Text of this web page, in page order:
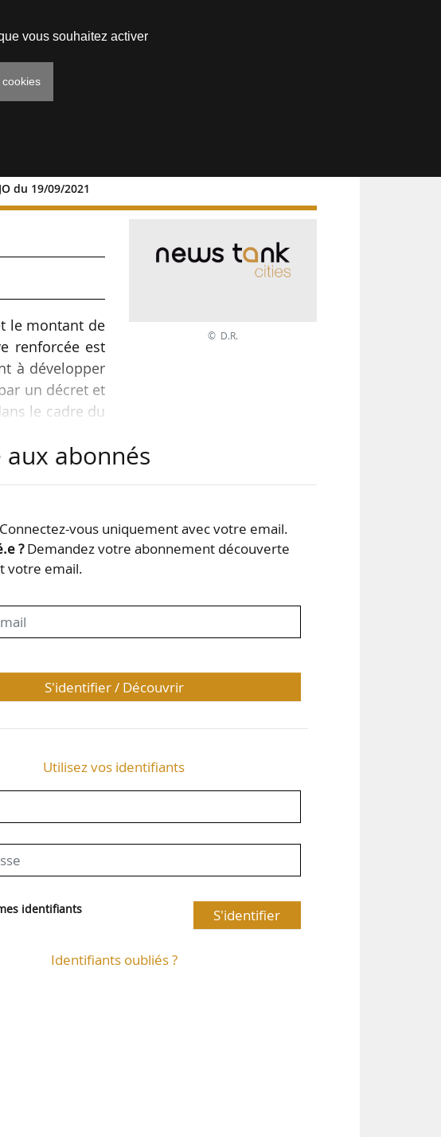
du 19/09/2021
en
le montant de
renforcée est
à développer
un décret et
le cadre du
très
© D.R.
aux abonnés
vous uniquement avec votre email.
?Demandez votre abonnement découverte
votre email.
S'identifier / Découvrir
Utilisez vos identifiants
identifiants S'identifier
Identifiants oubliés ?
vous souhaitez activer